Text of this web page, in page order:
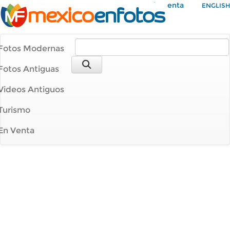
Mi Cuenta ENGLISH
Modernas
Antiguas
Antiguos
Venta